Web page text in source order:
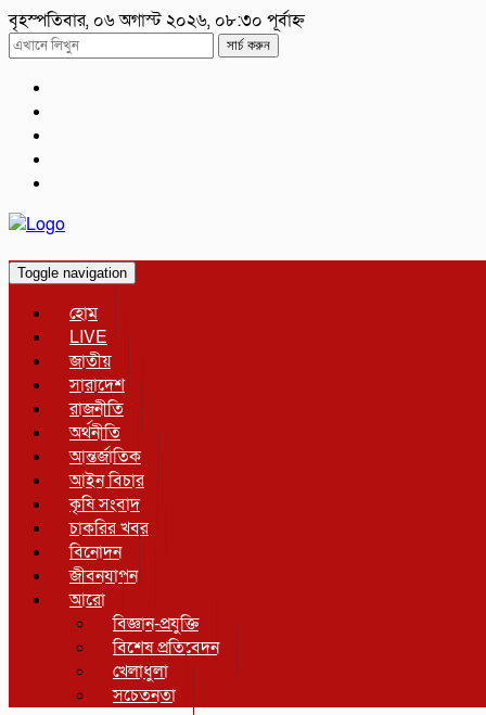
বৃহস্পতিবার, ০৬ অগাস্ট ২০২৬, ০৮:৩০ পূর্বাহ্ন
সার্চ করুন
Toggle navigation
হোম
LIVE
জাতীয়
সারাদেশ
রাজনীতি
অর্থনীতি
আন্তর্জাতিক
আইন বিচার
কৃষি সংবাদ
চাকরির খবর
বিনোদন
জীবনযাপন
আরো
বিজ্ঞান-প্রযুক্তি
বিশেষ প্রতিবেদন
খেলাধুলা
সচেতনতা